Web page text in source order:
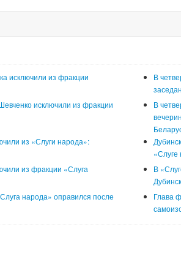
исключили из фракции
В
исключили из фракции
В
из «Слуги народа»:
«Слуге
из фракции «Слуга
В
народа» оправился после
Глава